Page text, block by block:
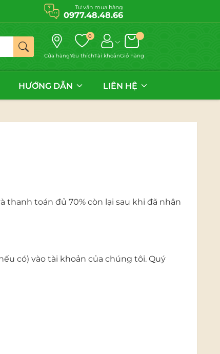
Tư vấn mua hàng
0977.48.48.66
Cửa hàng
0
Yêu thíchTài khoảnGiỏ hàng
HƯỚNG DẪN LIÊN HỆ
thanh toán đủ 70% còn lại sau khi đã nhận
có) vào tài khoản của chúng tôi. Quý